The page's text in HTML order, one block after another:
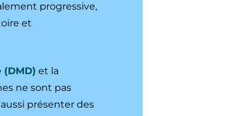
progressive,
et
et la
ne sont pas
présenter des